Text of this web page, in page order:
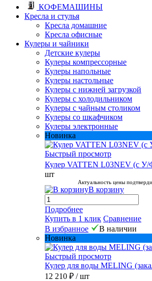
КОФЕМАШИНЫ
Кресла и стулья
Кресла домашние
Кресла офисные
Кулеры и чайники
Детские кулеры
Кулеры компрессорные
Кулеры напольные
Кулеры настольные
Кулеры с нижней загрузкой
Кулеры с холодильником
Кулеры с чайным столиком
Кулеры со шкафчиком
Кулеры электронные
Новинка
Быстрый просмотр
Кулер VATTEN L03NEV (с
шт
Актуальность цены
В корзину
Подробнее
Купить в 1 клик Сравнение
В избранное
В наличии
Новинка
Быстрый просмотр
Кулер для воды MELING
12 210 ₽ / шт